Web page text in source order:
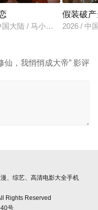
国大陆 / 马小宇&兰岚
假装破
2026 / 中
仙，我悄悄成大帝” 影评
、综艺、高清电影大全手机
Rights Reserved
号